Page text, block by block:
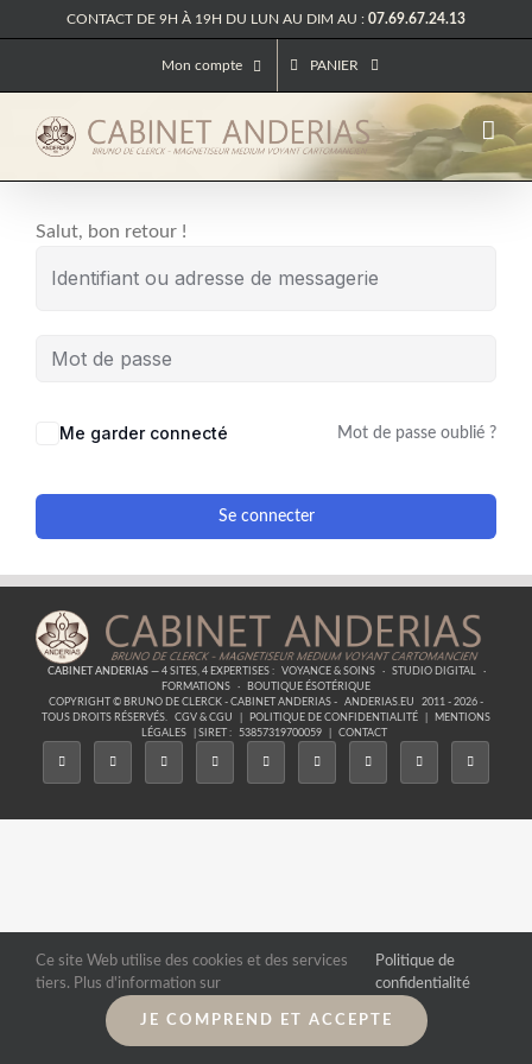
au
CONTACT DE 9H À 19H DU LUN AU DIM AU : 07.69.67.24.13
Mon compte PANIER
Salut, bon retour !
Me garder connecté Mot de passe oublié ?
Se connecter
CABINET ANDERIAS— 4 SITES, 4 EXPERTISES : VOYANCE & SOINS · STUDIO DIGITAL
·
FORMATIONS
·
BOUTIQUE ÉSOTÉRIQUE
COPYRIGHT © BRUNO DE CLERCK - CABINET ANDERIAS -
ANDERIAS.EU
2011 - 2026 -
TOUS DROITS RÉSERVÉS.
CGV & CGU POLITIQUE DE CONFIDENTIALITÉ
MENTIONS
LÉGALES
| SIRET : 53857319700059 CONTACT
Ce site Web utilise des cookies et des services
tiers. Plus d'information sur
Politique de
confidentialité
JE COMPREND ET ACCEPTE